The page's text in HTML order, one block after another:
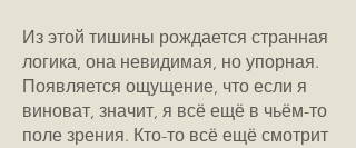
Из этой тишины рождается странная
логика, она невидимая, но упорная.
Появляется ощущение, что если я
виноват, значит, я всё ещё в чьём-то
поле зрения. Кто-то всё ещё смотрит